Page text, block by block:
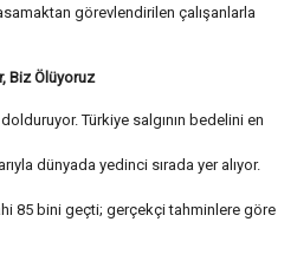
görevlendirilen çalışanlarla
Biz Ölüyoruz
Türkiye salgının bedelini en
dünyada yedinci sırada yer alıyor.
85 bini geçti; gerçekçi tahminlere göre